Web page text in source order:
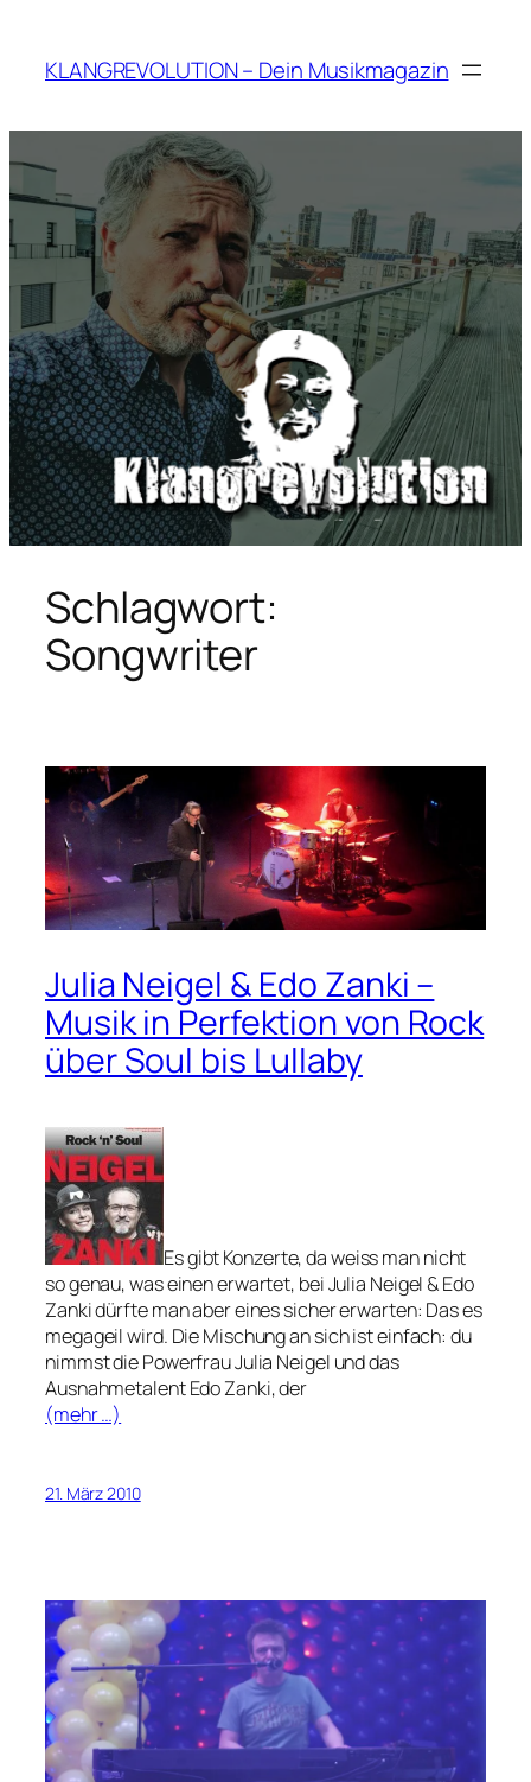
springen
KLANGREVOLUTION – Dein Musikmagazin
Schlagwort:
Songwriter
Julia Neigel & Edo Zanki –
Musik in Perfektion von Rock
über Soul bis Lullaby
Es gibt Konzerte, da weiss man nicht
so genau, was einen erwartet, bei Julia Neigel & Edo
Zanki dürfte man aber eines sicher erwarten: Das es
megageil wird. Die Mischung an sich ist einfach: du
nimmst die Powerfrau Julia Neigel und das
Ausnahmetalent Edo Zanki, der
(mehr …)
21. März 2010